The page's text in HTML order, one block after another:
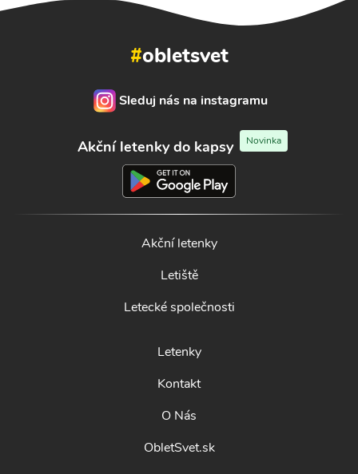
#obletsvet
Sleduj nás na instagramu
Akční letenky do kapsy Novinka
Akční letenky
Letiště
Letecké společnosti
Letenky
Kontakt
O Nás
ObletSvet.sk